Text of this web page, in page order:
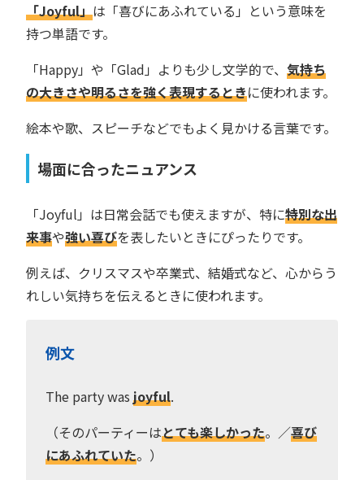
「Joyful」は「喜びにあふれている」という意味を
持つ単語です。
「Happy」や「Glad」よりも少し文学的で、 気持ち
の大きさや明るさを強く表現するときに使われます。
絵本や歌、スピーチなどでもよく見かける言葉です。
場面に合ったニュアンス
「Joyful」は日常会話でも使えますが、特に特別な出
来事や強い喜びを表したいときにぴったりです。
例えば、クリスマスや卒業式、結婚式など、心からう
れしい気持ちを伝えるときに使われます。
例文
The party was joyful.
（そのパーティーはとても楽しかった。／喜び
にあふれていた。）